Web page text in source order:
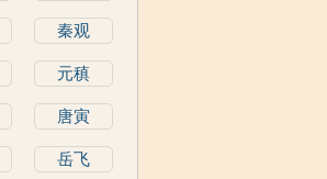
秦观
元稹
唐寅
岳飞